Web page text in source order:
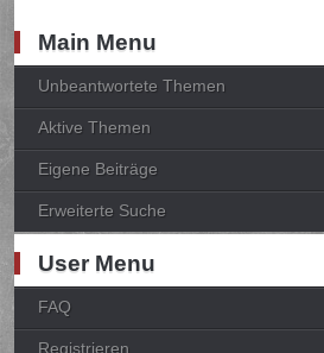
Main Menu
Unbeantwortete Themen
Aktive Themen
Eigene Beiträge
Erweiterte Suche
User Menu
FAQ
Registrieren